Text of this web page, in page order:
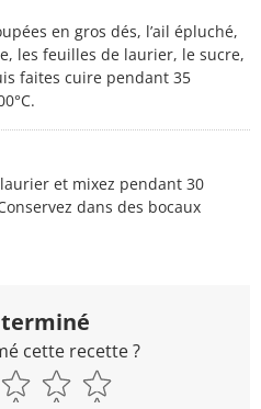
en gros dés, l’ail épluché,
les feuilles de laurier, le sucre,
faites cuire pendant 35
et mixez pendant 30
dans des bocaux
cette recette ?